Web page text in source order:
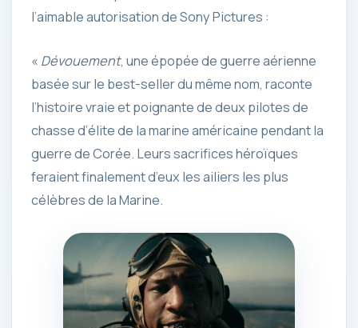
l’aimable autorisation de Sony Pictures :
« Dévouement, une épopée de guerre aérienne
basée sur le best-seller du même nom, raconte
l’histoire vraie et poignante de deux pilotes de
chasse d’élite de la marine américaine pendant la
guerre de Corée. Leurs sacrifices héroïques
feraient finalement d’eux les ailiers les plus
célèbres de la Marine.